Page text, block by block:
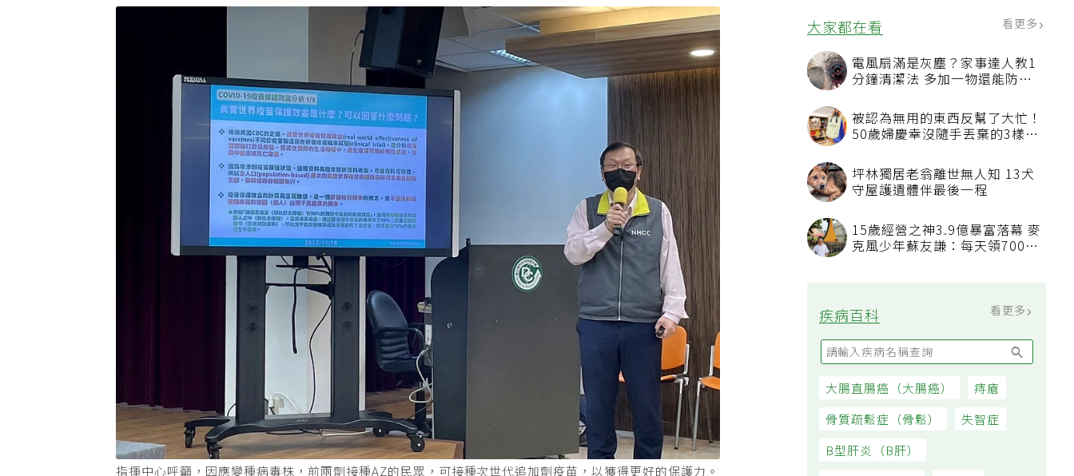
大家都在看
電風扇滿是灰塵？家事達人教1
分鐘清潔法 多加一物還能防髒
被認為無用的東西反幫了大忙！
50歲婦慶幸沒隨手丟棄的3樣物
坪林獨居老翁離世無人知 13犬
守屋護遺體伴最後一程
15歲經營之神3.9億暴富落幕 麥
克風少年蘇友謙：每天領700元
疾病百科